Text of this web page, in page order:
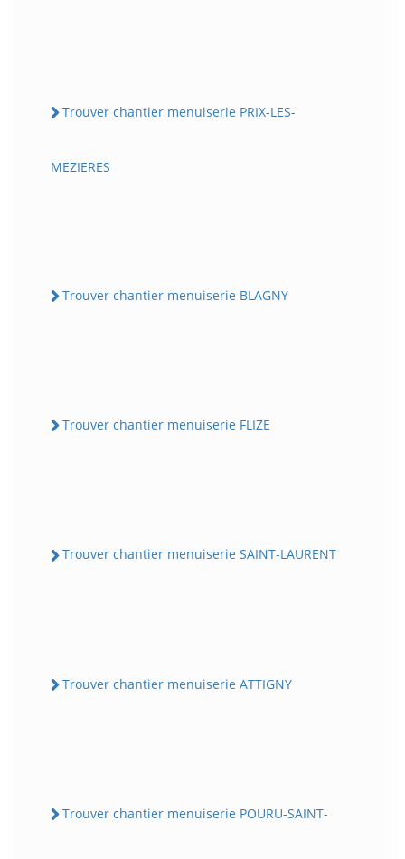
Trouver chantier menuiserie PRIX-LES-
MEZIERES
Trouver chantier menuiserie BLAGNY
Trouver chantier menuiserie FLIZE
Trouver chantier menuiserie SAINT-LAURENT
Trouver chantier menuiserie ATTIGNY
Trouver chantier menuiserie POURU-SAINT-